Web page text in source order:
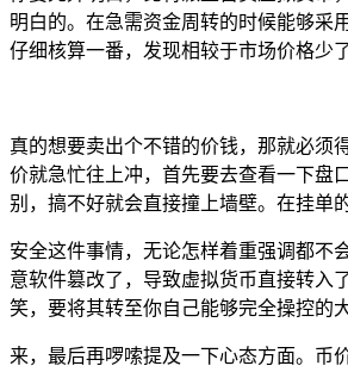
明白的。在急需资金周转的时候能够采
仔细核算一番，发现相较于市场价格少
真的想要卖出个不错的价钱，那就必须
价就急忙往上冲，首先要去查看一下盘
别，搞不好就会直接撞上墙壁。在挂单
安全这件事情，无论怎样着重强调都不
意软件篡改了，导致虚拟货币直接转入
笑，要将其转至你自己能够完全操控的
来，最后再啰嗦提及一下心态方面。币